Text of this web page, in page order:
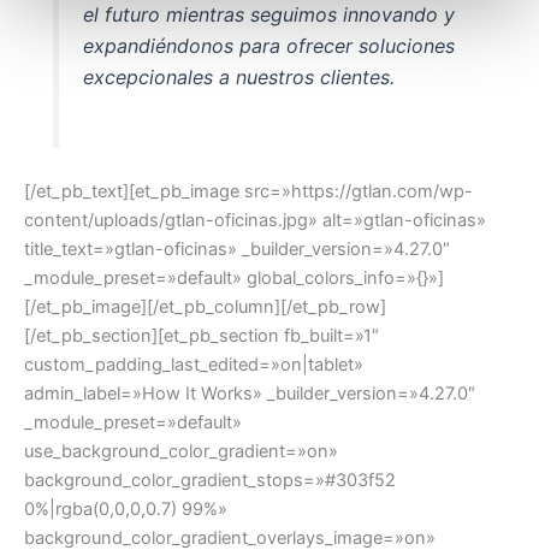
el futuro mientras seguimos innovando y
expandiéndonos para ofrecer soluciones
excepcionales a nuestros clientes.
[/et_pb_text][et_pb_image src=»https://gtlan.com/wp-
content/uploads/gtlan-oficinas.jpg» alt=»gtlan-oficinas»
title_text=»gtlan-oficinas» _builder_version=»4.27.0″
_module_preset=»default» global_colors_info=»{}»]
[/et_pb_image][/et_pb_column][/et_pb_row]
[/et_pb_section][et_pb_section fb_built=»1″
custom_padding_last_edited=»on|tablet»
admin_label=»How It Works» _builder_version=»4.27.0″
_module_preset=»default»
use_background_color_gradient=»on»
background_color_gradient_stops=»#303f52
0%|rgba(0,0,0,0.7) 99%»
background_color_gradient_overlays_image=»on»